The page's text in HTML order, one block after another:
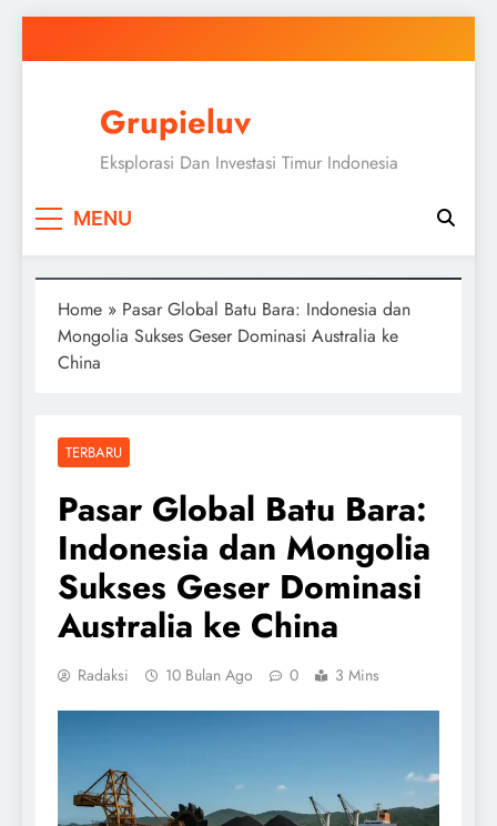
to
Grupieluv
Eksplorasi Dan Investasi Timur Indonesia
MENU
Home » Pasar Global Batu Bara: Indonesia dan
Mongolia Sukses Geser Dominasi Australia ke
China
TERBARU
Pasar Global Batu Bara:
Indonesia dan Mongolia
Sukses Geser Dominasi
Australia ke China
Radaksi 10 Bulan Ago 0 3 Mins